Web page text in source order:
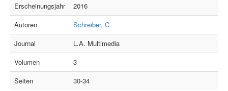
Erscheinungsjahr
2016
Autoren
Schreiber, C
Journal
L.A. Multimedia
Volumen
3
Seiten
30-34